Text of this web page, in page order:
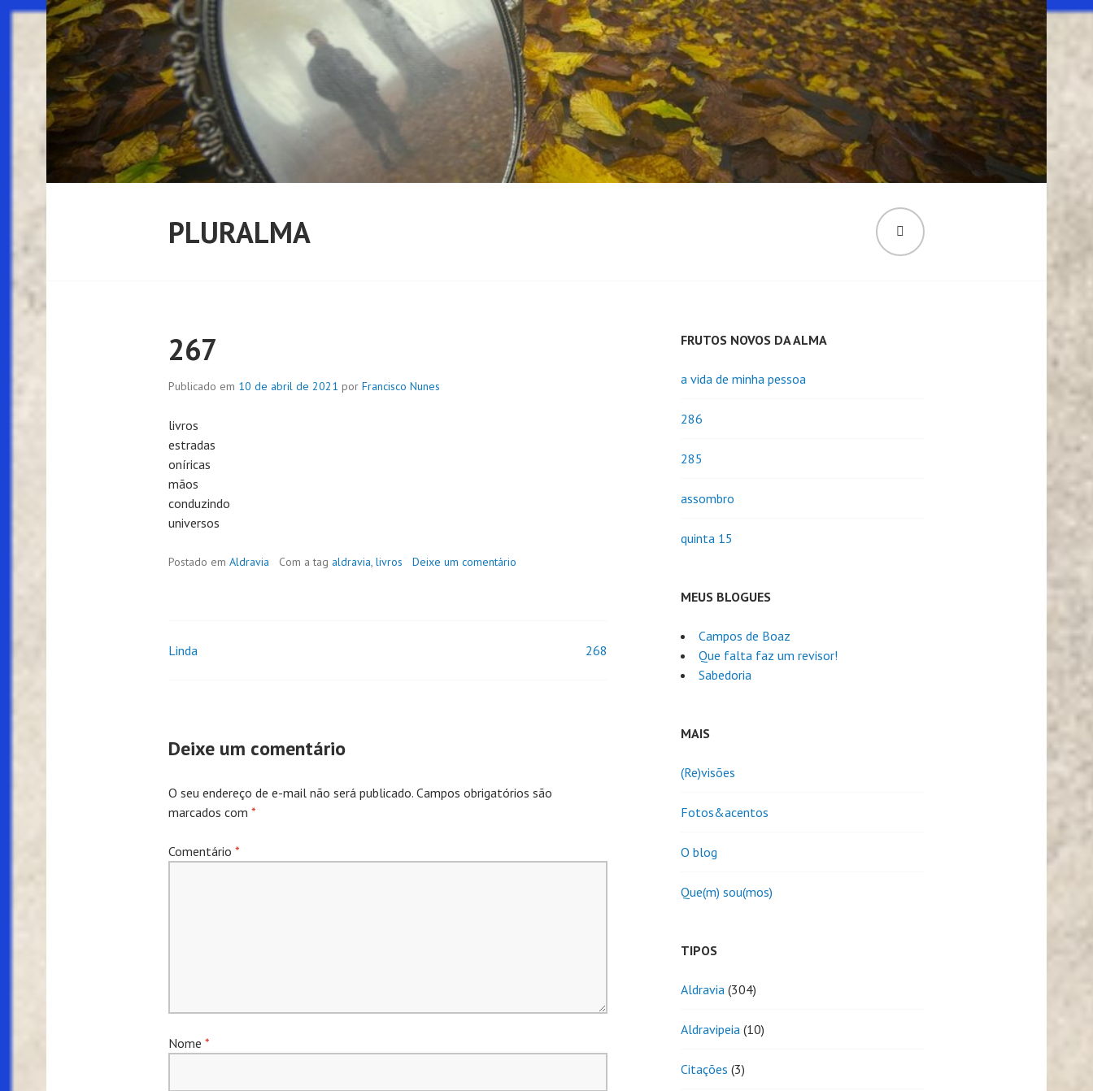
Pular
para
o
conteúdo
PLURALMA PESQUISA
267
Publicado em 10 de abril de 2021 por Francisco Nunes
livros
estradas
oníricas
mãos
conduzindo
universos
Postado em Aldravia Com a tag aldravia, livros Deixe um comentário
Navegação
Posts
Linda 268
Deixe um comentário
O seu endereço de e-mail não será publicado. Campos obrigatórios são
marcados com *
Comentário *
Nome *
FRUTOS NOVOS DA ALMA
a vida de minha pessoa
286
285
assombro
quinta 15
MEUS BLOGUES
Campos de Boaz
Que falta faz um revisor!
Sabedoria
MAIS
(Re)visões
Fotos&acentos
O blog
Que(m) sou(mos)
TIPOS
Aldravia (304)
Aldravipeia (10)
Citações (3)